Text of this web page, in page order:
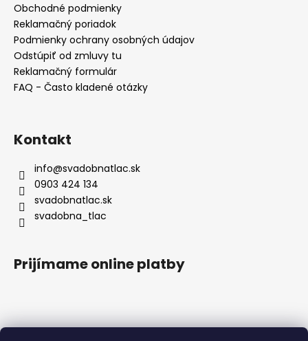
Obchodné podmienky
Reklamačný poriadok
Podmienky ochrany osobných údajov
Odstúpiť od zmluvy tu
Reklamačný formulár
FAQ - Často kladené otázky
Kontakt
info@svadobnatlac.sk
0903 424 134
svadobnatlac.sk
svadobna_tlac
Prijímame online platby